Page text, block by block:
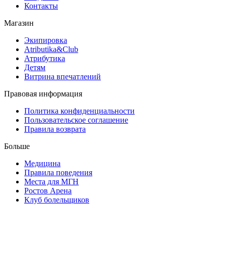
Контакты
Магазин
Экипировка
Atributika&Club
Атрибутика
Детям
Витрина впечатлений
Правовая информация
Политика конфиденциальности
Пользовательское соглашение
Правила возврата
Больше
Медицина
Правила поведения
Места для МГН
Ростов Арена
Клуб болельщиков